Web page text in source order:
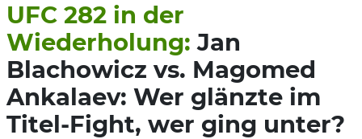
UFC 282 in der
Wiederholung:Jan
Blachowicz vs. Magomed
Ankalaev: Wer glänzte im
Titel-Fight, wer ging unter?